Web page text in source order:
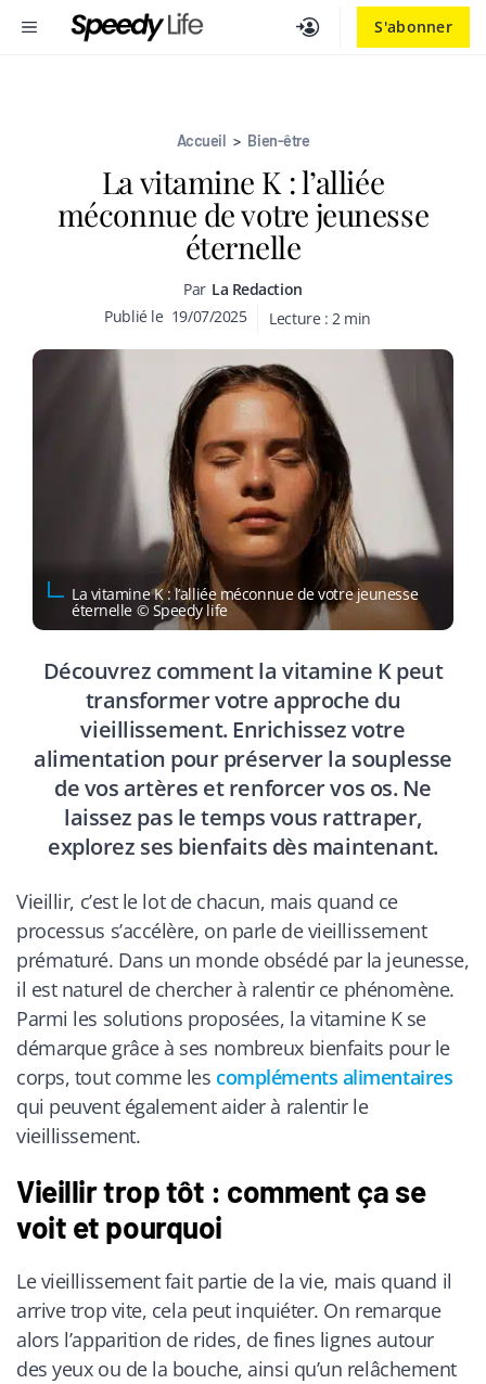
S'abonner
MENU
Accueil > Bien-être
La vitamine K : l’alliée
méconnue de votre jeunesse
éternelle
Par La Redaction
Publié le 19/07/2025 Lecture : 2 min
La vitamine K : l’alliée méconnue de votre jeunesse
éternelle © Speedy life
Découvrez comment la vitamine K peut
transformer votre approche du
vieillissement. Enrichissez votre
alimentation pour préserver la souplesse
de vos artères et renforcer vos os. Ne
laissez pas le temps vous rattraper,
explorez ses bienfaits dès maintenant.
Vieillir, c’est le lot de chacun, mais quand ce
processus s’accélère, on parle de vieillissement
prématuré. Dans un monde obsédé par la jeunesse,
il est naturel de chercher à ralentir ce phénomène.
Parmi les solutions proposées, la vitamine K se
démarque grâce à ses nombreux bienfaits pour le
corps, tout comme les compléments alimentaires
qui peuvent également aider à ralentir le
vieillissement.
Vieillir trop tôt : comment ça se
voit et pourquoi
Le vieillissement fait partie de la vie, mais quand il
arrive trop vite, cela peut inquiéter. On remarque
alors l’apparition de rides, de fines lignes autour
des yeux ou de la bouche, ainsi qu’un relâchement